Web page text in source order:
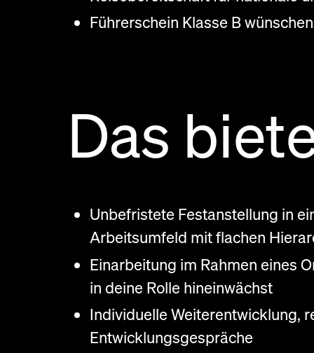
Führerschein Klasse B
Das
Unbefristete Festanstellung in
Arbeitsumfeld mit flachen
Einarbeitung im Rahmen eines
in deine Rolle hineinwächst
Individuelle Weiterentwicklung,
Entwicklungsgespräche